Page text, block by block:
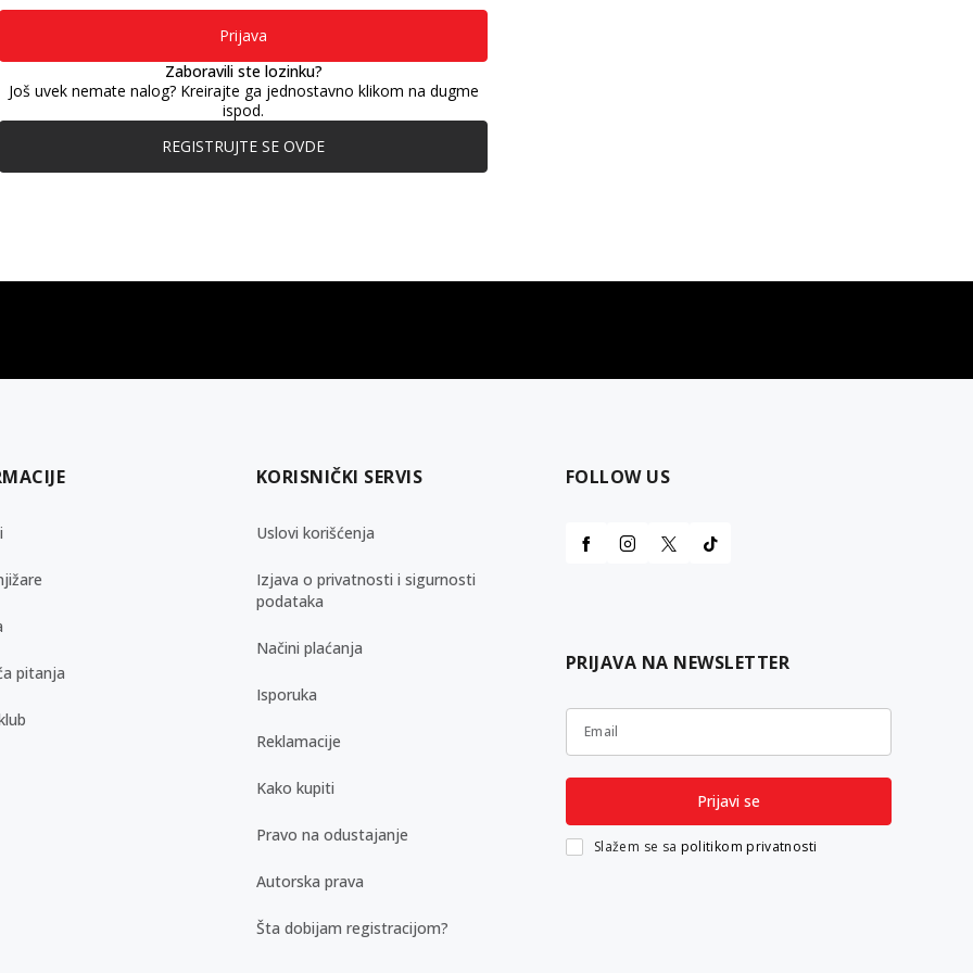
Prijava
Zaboravili ste lozinku?
Još uvek nemate nalog? Kreirajte ga jednostavno klikom na dugme
ispod.
REGISTRUJTE SE OVDE
pitanja
KORISNIČKI SERVIS
Uslovi korišćenja
Izjava o privatnosti i sigurnosti
podataka
Načini plaćanja
Isporuka
Reklamacije
Kako kupiti
Pravo na odustajanje
Autorska prava
Šta dobijam registracijom?
FOLLOW US
PRIJAVA NA NEWSLETTER
Email
Prijavi se
Slažem se sa politikom privatnosti